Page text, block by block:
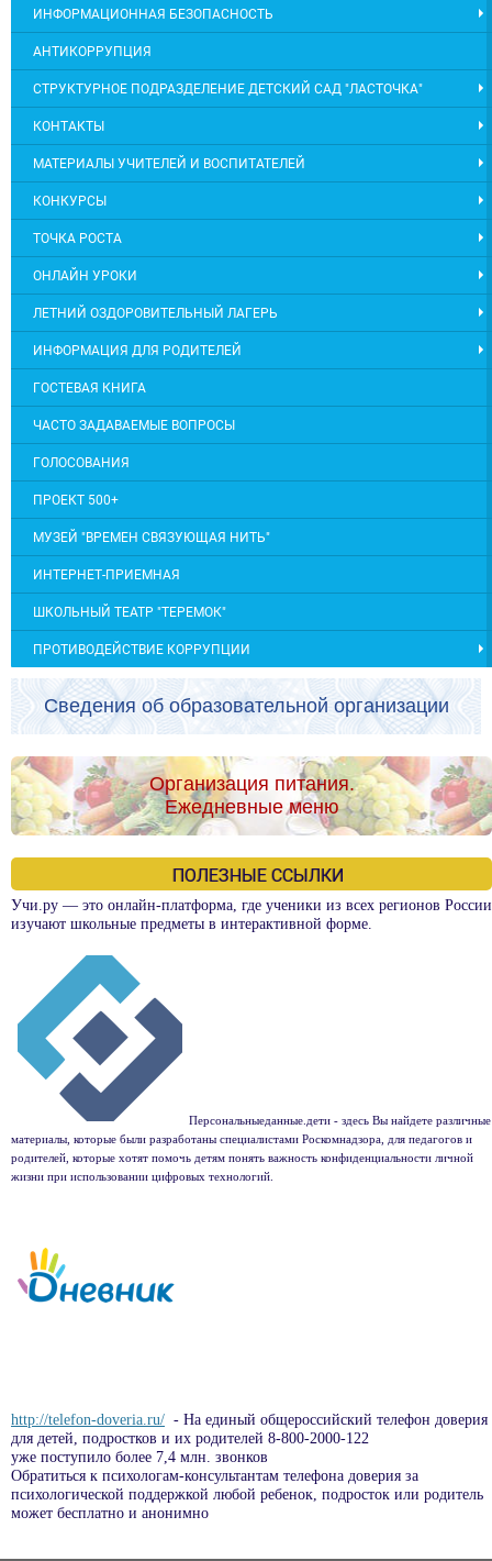
ИНФОРМАЦИОННАЯ БЕЗОПАСНОСТЬ
АНТИКОРРУПЦИЯ
СТРУКТУРНОЕ ПОДРАЗДЕЛЕНИЕ ДЕТСКИЙ САД "ЛАСТОЧКА"
КОНТАКТЫ
МАТЕРИАЛЫ УЧИТЕЛЕЙ И ВОСПИТАТЕЛЕЙ
КОНКУРСЫ
ТОЧКА РОСТА
ОНЛАЙН УРОКИ
ЛЕТНИЙ ОЗДОРОВИТЕЛЬНЫЙ ЛАГЕРЬ
ИНФОРМАЦИЯ ДЛЯ РОДИТЕЛЕЙ
ГОСТЕВАЯ КНИГА
ЧАСТО ЗАДАВАЕМЫЕ ВОПРОСЫ
ГОЛОСОВАНИЯ
ПРОЕКТ 500+
МУЗЕЙ "ВРЕМЕН СВЯЗУЮЩАЯ НИТЬ"
ИНТЕРНЕТ-ПРИЕМНАЯ
ШКОЛЬНЫЙ ТЕАТР "ТЕРЕМОК"
ПРОТИВОДЕЙСТВИЕ КОРРУПЦИИ
Сведения об образовательной организации
Организация питания.
Ежедневные меню
ПОЛЕЗНЫЕ ССЫЛКИ
Учи.ру — это онлайн-платформа, где ученики из всех регионов России
изучают школьные предметы в интерактивной форме.
Персональныеданные.дети - здесь Вы найдете различные
материалы, которые были разработаны специалистами Роскомнадзора, для педагогов и
родителей, которые хотят помочь детям понять важность конфиденциальности личной
жизни при использовании цифровых технологий.
http://telefon-doveria.ru/ - На единый общероссийский телефон доверия
для детей, подростков и их родителей 8-800-2000-122
уже поступило более 7,4 млн. звонков
Обратиться к психологам-консультантам телефона доверия за
психологической поддержкой любой ребенок, подросток или родитель
может бесплатно и анонимно